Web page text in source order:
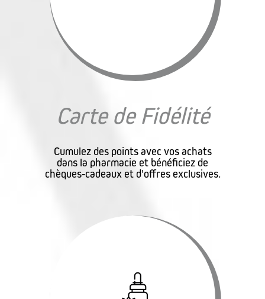
Carte de Fidélité
Cumulez des points avec vos achats
dans la pharmacie et bénéficiez de
chèques-cadeaux et d'offres exclusives.